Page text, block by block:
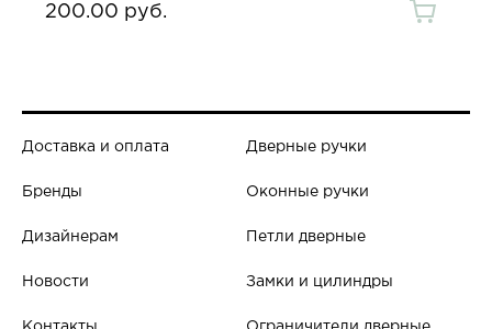
200.00 руб.
Доставка и оплата
Бренды
Дизайнерам
Новости
Дверные ручки
Оконные ручки
Петли дверные
Замки и цилиндры